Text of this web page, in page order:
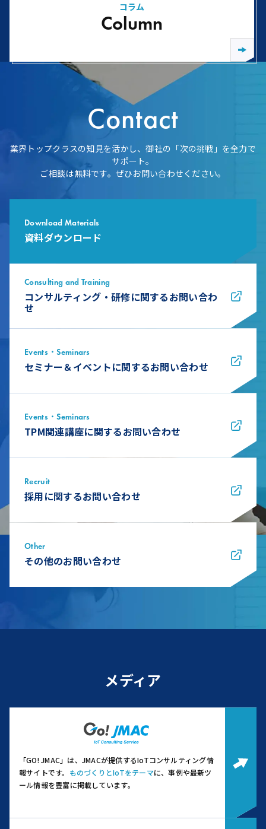
コラム
Column
Contact
業界トップクラスの知見を活かし、御社の「次の挑戦」を全力で
サポート。
ご相談は無料です。ぜひお問い合わせください。
Download Materials
資料ダウンロード
Consulting and Training
コンサルティング・研修に関するお問い合わ
せ
Events・Seminars
セミナー＆イベントに関するお問い合わせ
Events・Seminars
TPM関連講座に関するお問い合わせ
Recruit
採用に関するお問い合わせ
Other
その他のお問い合わせ
メディア
「GO! JMAC」は、JMACが提供するIoTコンサルティング情
報サイトです。 ものづくりとIoTをテーマに、事例や最新ツ
ール情報を豊富に掲載しています。